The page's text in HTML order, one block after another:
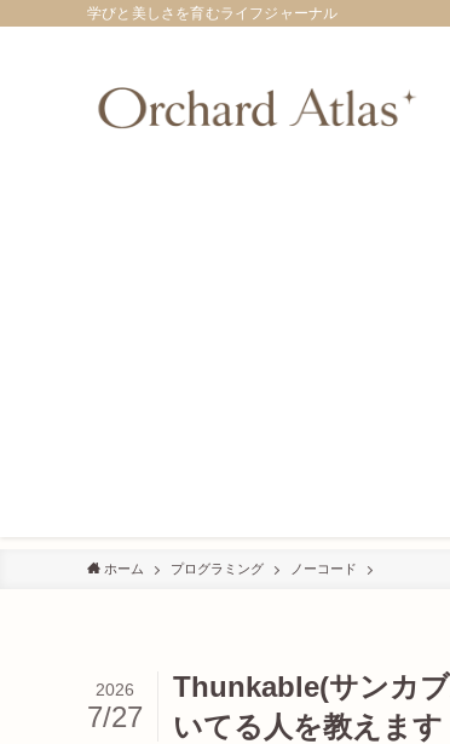
学びと美しさを育むライフジャーナル
ホーム プログラミング ノーコード
Thunkable(サンカ
いてる人を教えます
2026
7/27